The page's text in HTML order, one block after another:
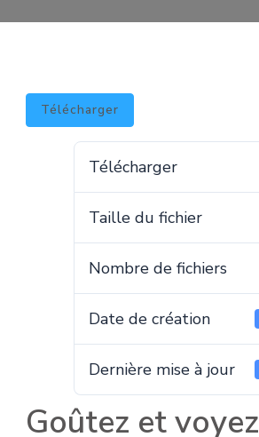
Télécharger
Télécharger
Taille du fichier
Nombre de fichiers
Date de création
Dernière mise à jour
Goûtez et voyez